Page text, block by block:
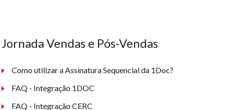
Jornada Vendas e Pós-Vendas
Como utilizar a Assinatura Sequencial da 1Doc?
FAQ - Integração 1DOC
FAQ - Integração CERC